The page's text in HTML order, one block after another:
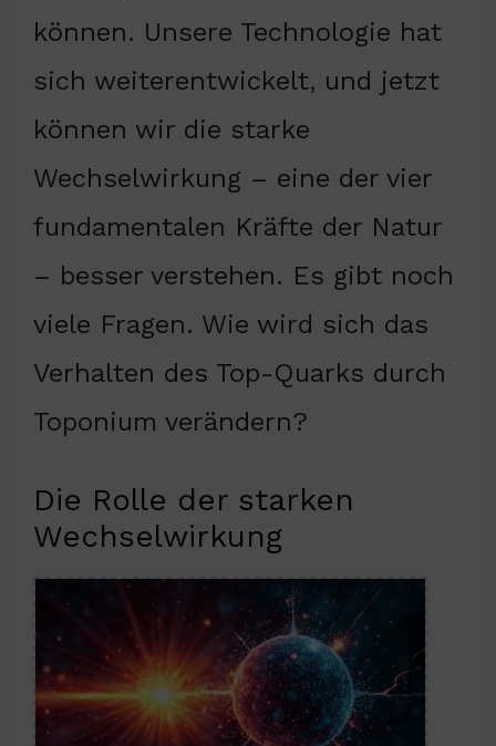
können. Unsere Technologie hat
sich weiterentwickelt, und jetzt
können wir die starke
Wechselwirkung – eine der vier
fundamentalen Kräfte der Natur
– besser verstehen. Es gibt noch
viele Fragen. Wie wird sich das
Verhalten des Top-Quarks durch
Toponium verändern?
Die Rolle der starken
Wechselwirkung